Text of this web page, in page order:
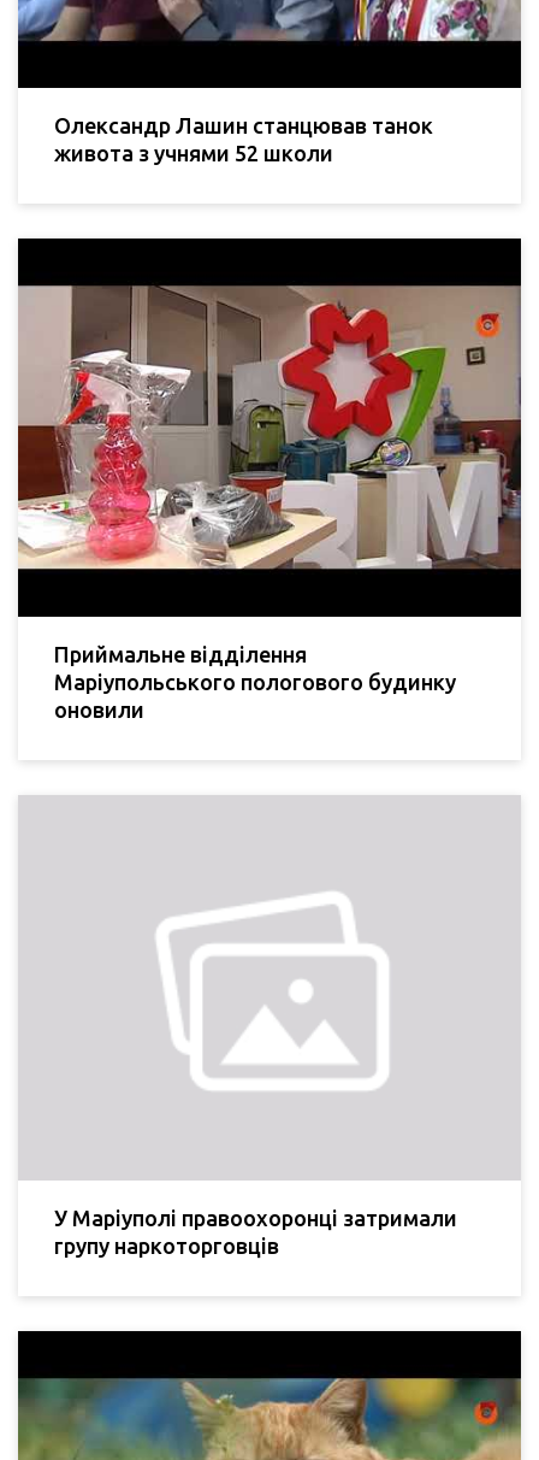
Олександр Лашин станцював танок
живота з учнями 52 школи
Приймальне відділення
Маріупольського пологового будинку
оновили
У Маріуполі правоохоронці затримали
групу наркоторговців